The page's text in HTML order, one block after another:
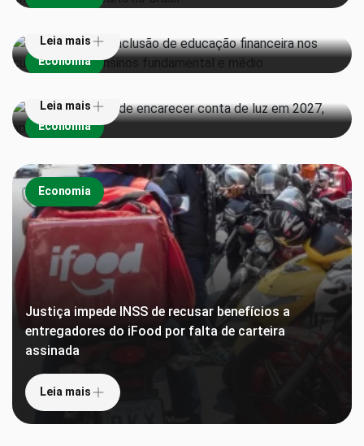
Economia
Leia mais
Economia
Super El Niño pode encarecer conta de luz em 2027,
aponta estudo
Leia mais
Economia
Justiça impede INSS de recusar benefícios a
entregadores do iFood por falta de carteira
assinada
Leia mais